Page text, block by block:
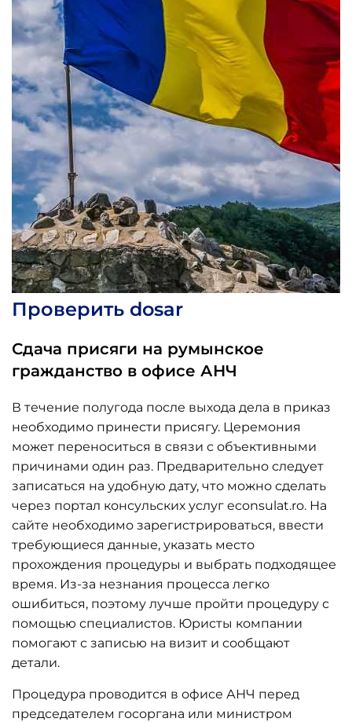
Проверить dosar
Сдача присяги на румынское
гражданство в офисе АНЧ
В течение полугода после выхода дела в приказ
необходимо принести присягу. Церемония
может переноситься в связи с объективными
причинами один раз. Предварительно следует
записаться на удобную дату, что можно сделать
через портал консульских услуг econsulat.ro. На
сайте необходимо зарегистрироваться, ввести
требующиеся данные, указать место
прохождения процедуры и выбрать подходящее
время. Из-за незнания процесса легко
ошибиться, поэтому лучше пройти процедуру с
помощью специалистов. Юристы компании
помогают с записью на визит и сообщают
детали.
Процедура проводится в офисе АНЧ перед
председателем госоргана или министром